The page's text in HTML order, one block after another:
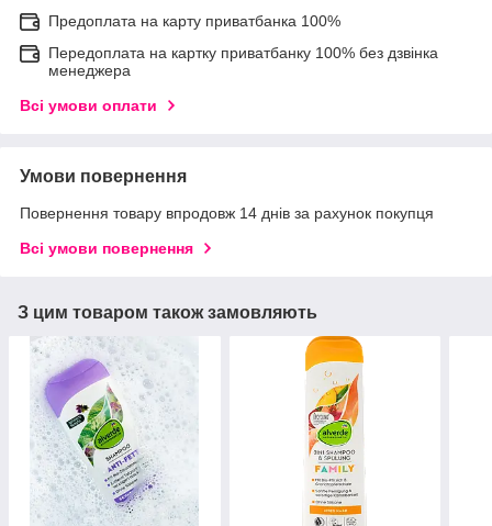
Предоплата на карту приватбанка 100%
Передоплата на картку приватбанку 100% без дзвінка
менеджера
Всі умови оплати
Умови повернення
Повернення товару впродовж 14 днів за рахунок покупця
Всі умови повернення
З цим товаром також замовляють